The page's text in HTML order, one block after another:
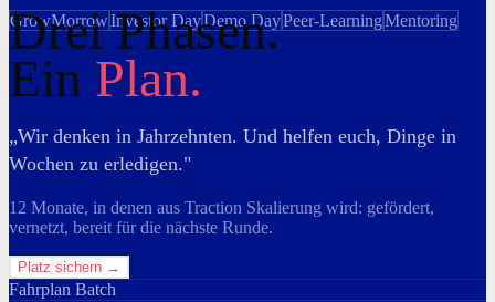
GrowMorrowInvestor DayDemo DayPeer-LearningMentoring
Drei Phasen.
Ein Plan.
„Wir denken in Jahrzehnten. Und helfen euch, Dinge in
Wochen zu erledigen."
12 Monate, in denen aus Traction Skalierung wird: gefördert,
vernetzt, bereit für die nächste Runde.
Platz sichern →
Fahrplan Batch